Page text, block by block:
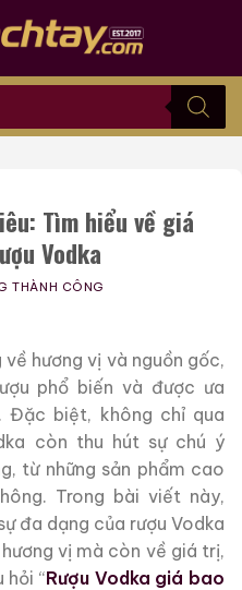
Tìm hiểu về giá
Vodka
THÀNH CÔNG
hương vị và nguồn gốc,
phổ biến và được ưa
Đặc biệt, không chỉ qua
còn thu hút sự chú ý
từ những sản phẩm cao
Trong bài viết này,
đa dạng của rượu Vodka
vị mà còn về giá trị,
hỏi “Rượu Vodka giá bao